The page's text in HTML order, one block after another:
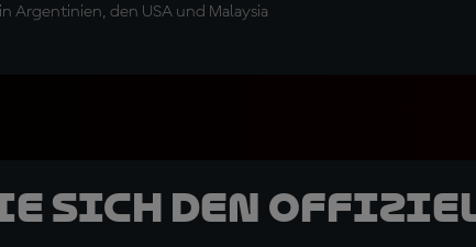
Argentinien, den USA und Malaysia
sich den